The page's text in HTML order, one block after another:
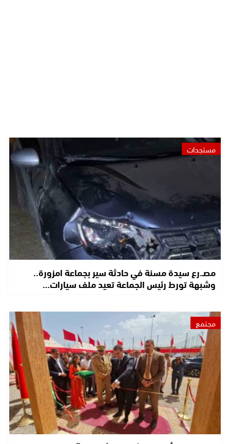
مستجدات
مصـ.رع سيدة مسنة في حادثة سير بجماعة امزورة..
وشبهة تورط رئيس الجماعة تعيد ملف سيارات…
مجتمع